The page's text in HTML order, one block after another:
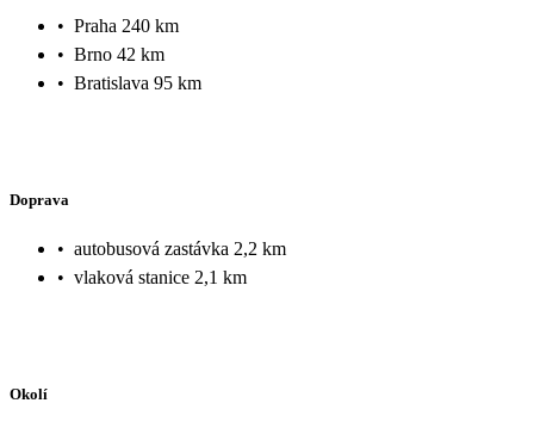
• Praha 240 km
• Brno 42 km
• Bratislava 95 km
Doprava
• autobusová zastávka 2,2 km
• vlaková stanice 2,1 km
Okolí